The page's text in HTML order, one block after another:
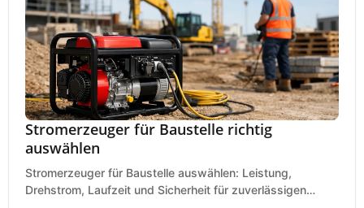
Stromerzeuger für Baustelle richtig
auswählen
Stromerzeuger für Baustelle auswählen: Leistung,
Drehstrom, Laufzeit und Sicherheit für zuverlässigen